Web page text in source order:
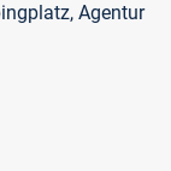
Agentur